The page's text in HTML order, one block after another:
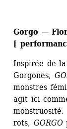
Gorgo —
[
Inspirée de
Gorgones,
monstres
agit ici
rots, GORGO